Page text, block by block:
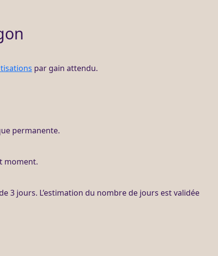
par gain attendu.
permanente.
moment.
3 jours. L’estimation du nombre de jours est validée